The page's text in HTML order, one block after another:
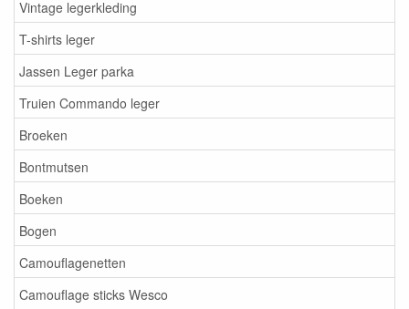
Vintage legerkleding
T-shirts leger
Jassen Leger parka
Truien Commando leger
Broeken
Bontmutsen
Boeken
Bogen
Camouflagenetten
Camouflage sticks Wesco